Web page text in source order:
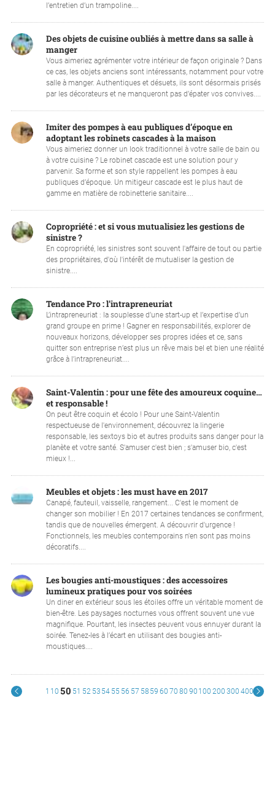
l’entretien d’un trampoline....
Des objets de cuisine oubliés à mettre dans sa salle à
manger
Vous aimeriez agrémenter votre intérieur de façon originale ? Dans
ce cas, les objets anciens sont intéressants, notamment pour votre
salle à manger. Authentiques et désuets, ils sont désormais prisés
par les décorateurs et ne manqueront pas d’épater vos convives....
Imiter des pompes à eau publiques d’époque en
adoptant les robinets cascades à la maison
Vous aimeriez donner un look traditionnel à votre salle de bain ou
à votre cuisine ? Le robinet cascade est une solution pour y
parvenir. Sa forme et son style rappellent les pompes à eau
publiques d’époque. Un mitigeur cascade est le plus haut de
gamme en matière de robinetterie sanitaire....
Copropriété : et si vous mutualisiez les gestions de
sinistre ?
En copropriété, les sinistres sont souvent l'affaire de tout ou partie
des propriétaires, d'où l'intérêt de mutualiser la gestion de
sinistre....
Tendance Pro : l’intrapreneuriat
L’intrapreneuriat : la souplesse d’une start-up et l’expertise d’un
grand groupe en prime ! Gagner en responsabilités, explorer de
nouveaux horizons, développer ses propres idées et ce, sans
quitter son entreprise n’est plus un rêve mais bel et bien une réalité
grâce à l’intrapreneuriat....
Saint-Valentin : pour une fête des amoureux coquine…
et responsable !
On peut être coquin et écolo ! Pour une Saint-Valentin
respectueuse de l'environnement, découvrez la lingerie
responsable, les sextoys bio et autres produits sans danger pour la
planète et votre santé. S'amuser c'est bien ; s'amuser bio, c'est
mieux !...
Meubles et objets : les must have en 2017
Canapé, fauteuil, vaisselle, rangement... C'est le moment de
changer son mobilier ! En 2017 certaines tendances se confirment,
tandis que de nouvelles émergent. A découvrir d'urgence !
Fonctionnels, les meubles contemporains n'en sont pas moins
décoratifs....
Les bougies anti-moustiques : des accessoires
lumineux pratiques pour vos soirées
Un diner en extérieur sous les étoiles offre un véritable moment de
bien-être. Les paysages nocturnes vous offrent souvent une vue
magnifique. Pourtant, les insectes peuvent vous ennuyer durant la
soirée. Tenez-les à l’écart en utilisant des bougies anti-
moustiques....
1 10 50 51 52 53 54 55 56 57 58 59 60 70 80 90 100 200 300 400